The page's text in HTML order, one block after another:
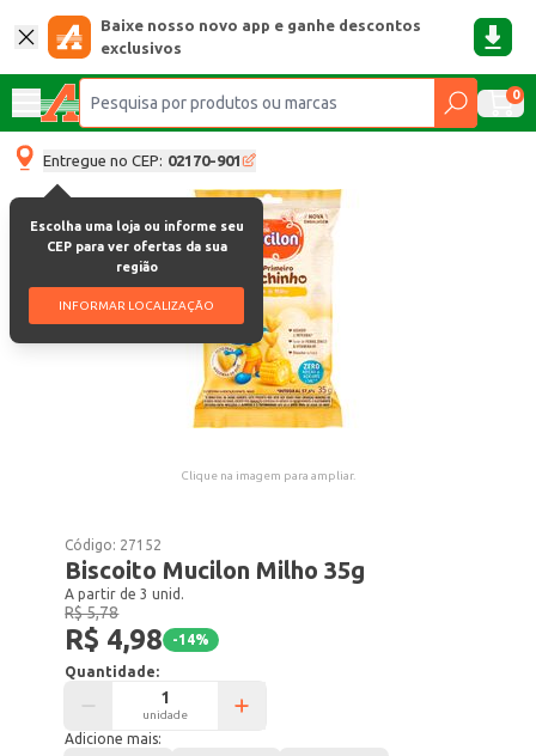
Baixe nosso novo app e ganhe descontos
exclusivos
0
Entregue no CEP: 02170-901
Escolha uma loja ou informe seu
CEP para ver ofertas da sua
região
INFORMAR LOCALIZAÇÃO
Clique na imagem para ampliar.
Código: 27152
Biscoito Mucilon Milho 35g
A partir de 3 unid.
R$ 5,78
R$ 4,98 -14%
Quantidade:
unidade
Adicione mais: